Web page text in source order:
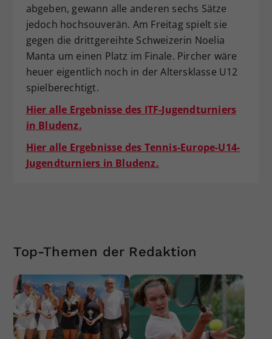
abgeben, gewann alle anderen sechs Sätze
jedoch hochsouverän. Am Freitag spielt sie
gegen die drittgereihte Schweizerin Noelia
Manta um einen Platz im Finale. Pircher wäre
heuer eigentlich noch in der Altersklasse U12
spielberechtigt.
Hier alle Ergebnisse des ITF-Jugendturniers
in Bludenz.
Hier alle Ergebnisse des Tennis-Europe-U14-
Jugendturniers in Bludenz.
Top-Themen der Redaktion